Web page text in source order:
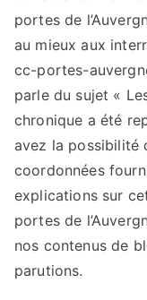
portes de
au mieux aux
cc-portes-
parle du sujet «
chronique a été
avez la possibilité
coordonnées
explications sur
portes de
nos contenus de
parutions.